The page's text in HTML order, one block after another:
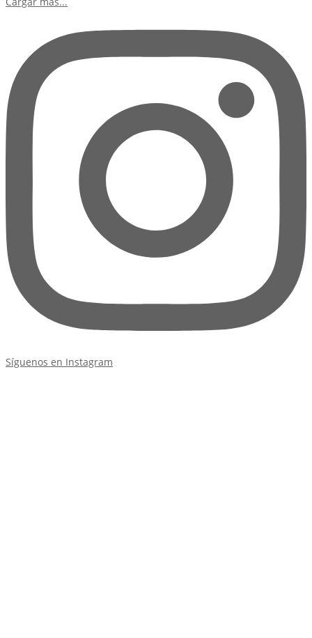
Síguenos en Instagram